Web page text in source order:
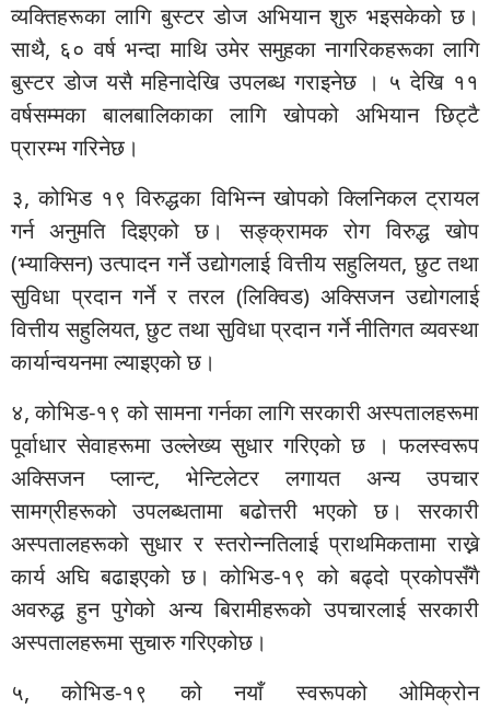
व्यक्तिहरूका लागि बुस्टर डोज अभियान शुरु भइसकेको छ।
साथै, ६० वर्ष भन्दा माथि उमेर समुहका नागरिकहरूका लागि
बुस्टर डोज यसै महिनादेखि उपलब्ध गराइनेछ । ५ देखि ११
वर्षसम्मका बालबालिकाका लागि खोपको अभियान छिट्टै
प्रारम्भ गरिनेछ।
३, कोभिड १९ विरुद्धका विभिन्न खोपको क्लिनिकल ट्रायल
गर्न अनुमति दिइएको छ। सङ्क्रामक रोग विरुद्ध खोप
(भ्याक्सिन) उत्पादन गर्ने उद्योगलाई वित्तीय सहुलियत, छुट तथा
सुविधा प्रदान गर्ने र तरल (लिक्विड) अक्सिजन उद्योगलाई
वित्तीय सहुलियत, छुट तथा सुविधा प्रदान गर्ने नीतिगत व्यवस्था
कार्यान्वयनमा ल्याइएको छ।
४, कोभिड-१९ को सामना गर्नका लागि सरकारी अस्पतालहरूमा
पूर्वाधार सेवाहरूमा उल्लेख्य सुधार गरिएको छ । फलस्वरूप
अक्सिजन प्लान्ट, भेन्टिलेटर लगायत अन्य उपचार
सामग्रीहरूको उपलब्धतामा बढोत्तरी भएको छ। सरकारी
अस्पतालहरूको सुधार र स्तरोन्नतिलाई प्राथमिकतामा राख्ने
कार्य अघि बढाइएको छ। कोभिड-१९ को बढ्दो प्रकोपसँगै
अवरुद्ध हुन पुगेको अन्य बिरामीहरूको उपचारलाई सरकारी
अस्पतालहरूमा सुचारु गरिएकोछ।
५, कोभिड-१९ को नयाँ स्वरूपको ओमिक्रोन